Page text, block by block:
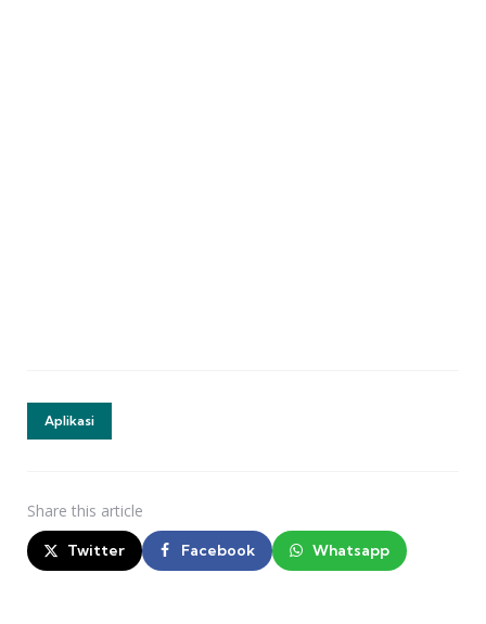
Aplikasi
Share this article
Twitter Facebook Whatsapp